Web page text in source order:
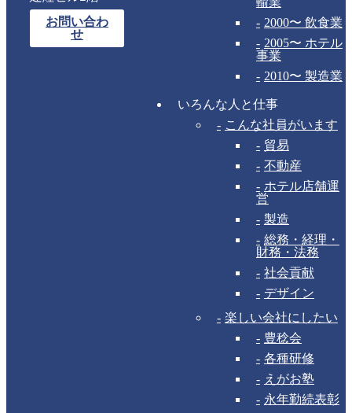
お問い合わ
せ
2000〜 飲食業
2005〜 ホテル
事業
2010〜 製造業
いろんな人と仕事
こんな社員がいます
貿易
不動産
ホテル店舗運
営
製造
総務・経理・
財務・法務
社会貢献
デザイン
楽しい会社にしたい
豊稔会
各種研修
えがお塾
永年勤続表彰